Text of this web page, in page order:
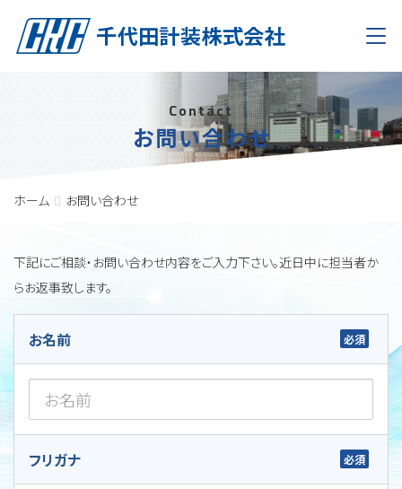
Contact
お問い合わせ
ホーム お問い合わせ
下記にご相談・お問い合わせ内容をご入力下さい。近日中に担当者か
らお返事致します。
お名前
フリガナ